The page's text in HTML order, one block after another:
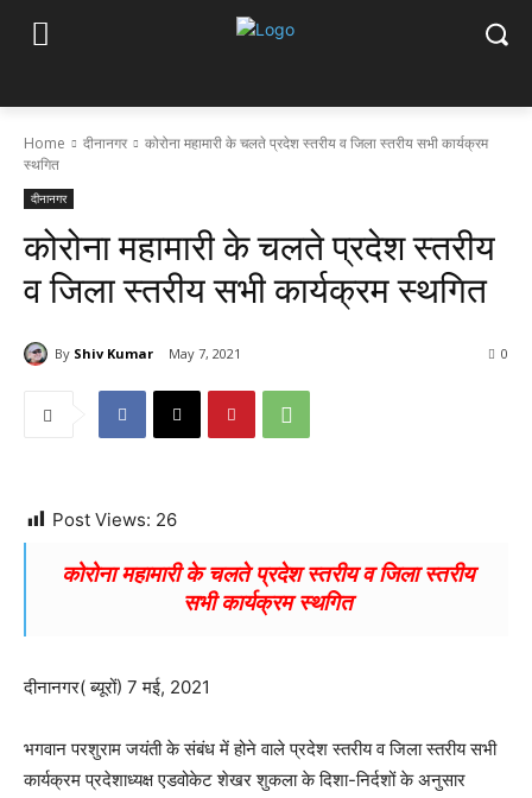
Home दीनानगर
कोरोना महामारी के चलते प्रदेश स्तरीय व जिला स्तरीय सभी कार्यक्रम
स्थगित
दीनानगर
कोरोना महामारी के चलते प्रदेश स्तरीय
व जिला स्तरीय सभी कार्यक्रम स्थगित
By Shiv Kumar May 7, 2021 0
Post Views: 26
कोरोना महामारी के चलते प्रदेश स्तरीय व जिला स्तरीय
सभी कार्यक्रम स्थगित
दीनानगर( ब्यूरों) 7 मई, 2021
भगवान परशुराम जयंती के संबंध में होने वाले प्रदेश स्तरीय व जिला स्तरीय सभी
कार्यक्रम प्रदेशाध्यक्ष एडवोकेट शेखर शुकला के दिशा-निर्दशों के अनुसार